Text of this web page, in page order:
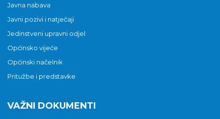
Javna nabava
Javni pozivi i natječaji
Jedinstveni upravni odjel
Općinsko vijeće
Općinski načelnik
Pritužbe i predstavke
VAŽNI DOKUMENTI